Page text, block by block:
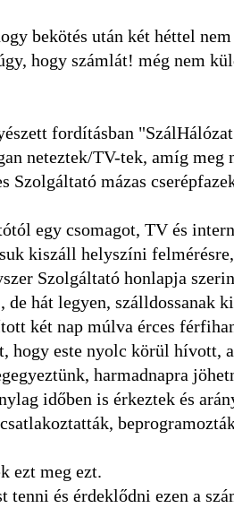
bekötés után két héttel
hogy számlát! még nem
fordításban
neteztek/TV-tek, amíg meg
mázas
egy csomagot, TV és
kiszáll helyszíni
Szolgáltató honlapja
de hát legyen, szálldossanak
két nap múlva érces
hogy este nyolc körül hívott,
harmadnapra
időben is érkeztek és
ezt meg ezt.
tenni és érdeklődni ezen a